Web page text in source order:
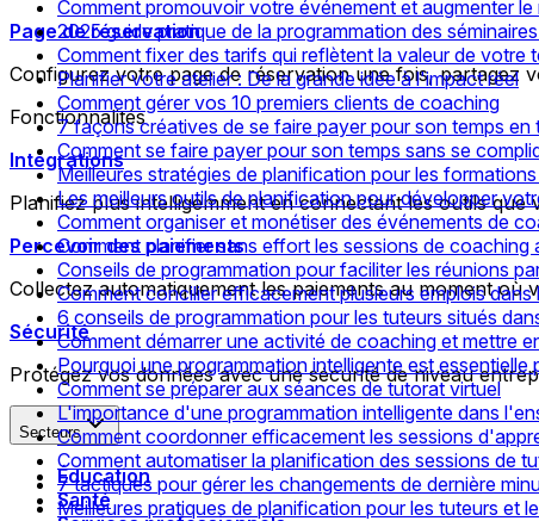
Page de réservation
Configurez votre page de réservation une fois, partagez
Fonctionnalités
Intégrations
Planifiez plus intelligemment en connectant les outils que
Percevoir des paiements
Collectez automatiquement les paiements au moment où
Sécurité
Protégez vos données avec une sécurité de niveau
Secteurs
Éducation
Santé
Comment promouvoir votre événement et augmenter
2025 guide pratique de la programmation des
Comment fixer des tarifs qui reflètent la valeur de votre
Planifier votre atelier : De la grande idée à l'impact réel
Comment gérer vos 10 premiers clients de coaching
7 façons créatives de se faire payer pour son temps
Comment se faire payer pour son temps sans se
Meilleures stratégies de planification pour les
Les meilleurs outils de planification pour développer
Comment organiser et monétiser des événements de
Comment planifier sans effort les sessions de coaching
Conseils de programmation pour faciliter les réunions
Comment concilier efficacement plusieurs emplois dans
6 conseils de programmation pour les tuteurs situés
Comment démarrer une activité de coaching et mettre
Pourquoi une programmation intelligente est
Comment se préparer aux séances de tutorat virtuel
L'importance d'une programmation intelligente dans
Comment coordonner efficacement les sessions
Comment automatiser la planification des sessions de
7 tactiques pour gérer les changements de dernière
Meilleures pratiques de planification pour les tuteurs et